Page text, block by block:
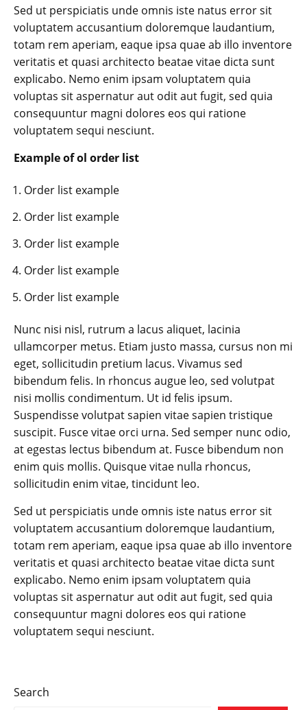
Sed ut perspiciatis unde omnis iste natus error sit
voluptatem accusantium doloremque laudantium,
totam rem aperiam, eaque ipsa quae ab illo inventore
veritatis et quasi architecto beatae vitae dicta sunt
explicabo. Nemo enim ipsam voluptatem quia
voluptas sit aspernatur aut odit aut fugit, sed quia
consequuntur magni dolores eos qui ratione
voluptatem sequi nesciunt.
Example of ol order list
Order list example
Order list example
Order list example
Order list example
Order list example
Nunc nisi nisl, rutrum a lacus aliquet, lacinia
ullamcorper metus. Etiam justo massa, cursus non mi
eget, sollicitudin pretium lacus. Vivamus sed
bibendum felis. In rhoncus augue leo, sed volutpat
nisi mollis condimentum. Ut id felis ipsum.
Suspendisse volutpat sapien vitae sapien tristique
suscipit. Fusce vitae orci urna. Sed semper nunc odio,
at egestas lectus bibendum at. Fusce bibendum non
enim quis mollis. Quisque vitae nulla rhoncus,
sollicitudin enim vitae, tincidunt leo.
Sed ut perspiciatis unde omnis iste natus error sit
voluptatem accusantium doloremque laudantium,
totam rem aperiam, eaque ipsa quae ab illo inventore
veritatis et quasi architecto beatae vitae dicta sunt
explicabo. Nemo enim ipsam voluptatem quia
voluptas sit aspernatur aut odit aut fugit, sed quia
consequuntur magni dolores eos qui ratione
voluptatem sequi nesciunt.
Search